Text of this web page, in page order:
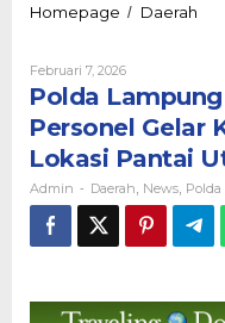
Homepage / Daerah
di
Tiga
Februari 7, 2026Oleh
Polda
Personel Gelar
Lokasi Pantai
Admin - Daerah News